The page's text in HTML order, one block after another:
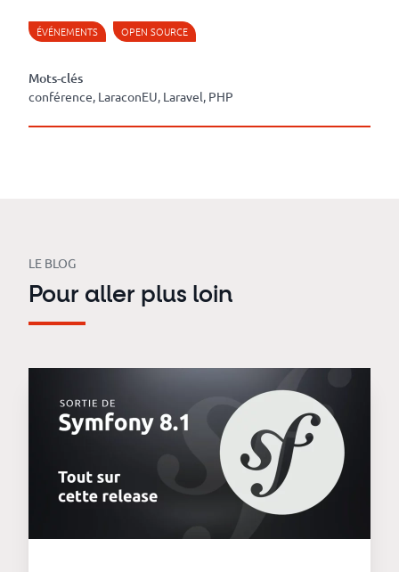
ÉVÉNEMENTS OPEN SOURCE
Mots-clés
conférence, LaraconEU, Laravel, PHP
LE BLOG
Pour aller plus loin